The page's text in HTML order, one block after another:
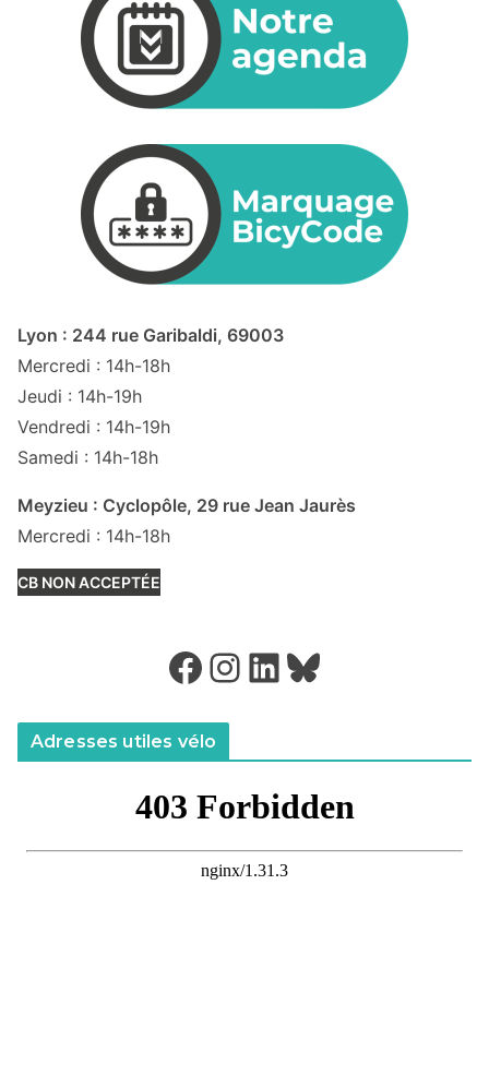
Lyon : 244 rue Garibaldi, 69003
Mercredi : 14h-18h
Jeudi : 14h-19h
Vendredi : 14h-19h
Samedi : 14h-18h
Meyzieu : Cyclopôle, 29 rue Jean Jaurès
Mercredi : 14h-18h
CB NON ACCEPTÉE
Facebook Instagram LinkedIn Bluesky
Adresses utiles vélo